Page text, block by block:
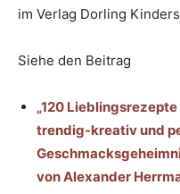
im Verlag Dorling
Siehe den Beitrag
„120
trendig-kreativ und
von Alexander